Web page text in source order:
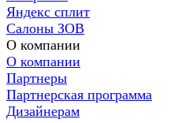
Яндекс сплит
Салоны ЗОВ
О компании
О компании
Партнеры
Партнерская программа
Дизайнерам